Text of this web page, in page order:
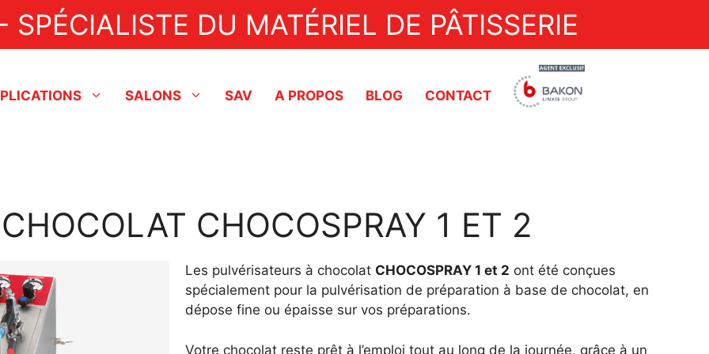
SPÉCIALISTE DU MATÉRIEL DE PÂTISSERIE
Aérobatteurs
Tempéreuses / Enrobeuses
Pulvérisateurs à chocolat
Doreuse Trempeuse
Enrobeuse Doseuses
Fondoir Pompes de transfert
SALONS SAV A PROPOS BLOG CONTACT
CHOCOSPRAY 1 ET 2
Les pulvérisateurs à chocolat CHOCOSPRAY 1 et 2 ont été conçues
spécialement pour la pulvérisation de préparation à base de chocolat, en
dépose fine ou épaisse sur vos préparations.
Votre chocolat reste prêt à l’emploi tout au long de la journée, grâce à un